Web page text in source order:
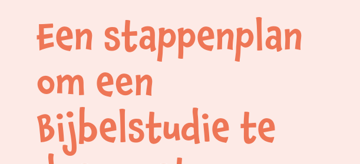
Vakantie
Verhuizen
Verlies
Voeding
Voorbeeldgebeden
Een stappenplan
om een
Bijbelstudie te